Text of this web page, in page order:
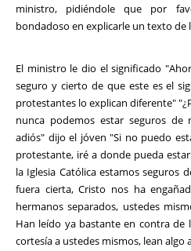
ministro, pidiéndole que por
bondadoso en explicarle un texto de
El ministro le dio el significado
seguro y cierto de que este es el
protestantes lo explican diferente"
nunca podemos estar seguros de
adiós" dijo el jóven "Si no puedo
protestante, iré a donde pueda
la Iglesia Católica estamos seguros
fuera cierta, Cristo nos ha
hermanos separados, ustedes
Han leído ya bastante en contra de
cortesía a ustedes mismos, lean algo